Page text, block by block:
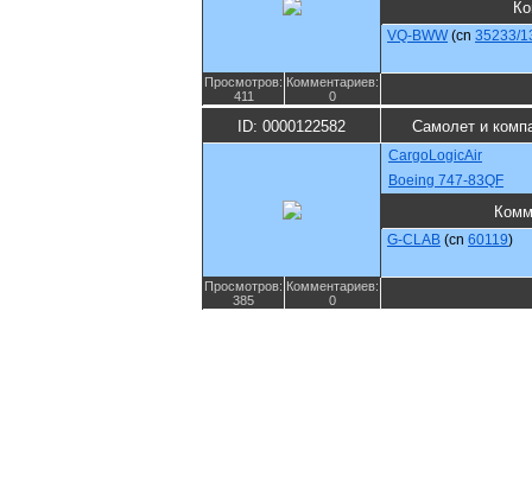
VQ-BWW (cn 35233/
Просмотров:
411
Комментариев:
0
ID: 0000122582 Самолет и
CargoLogicAir
Boeing 747-83QF
G-CLAB (cn 60119)
Просмотров:
385
Комментариев:
0